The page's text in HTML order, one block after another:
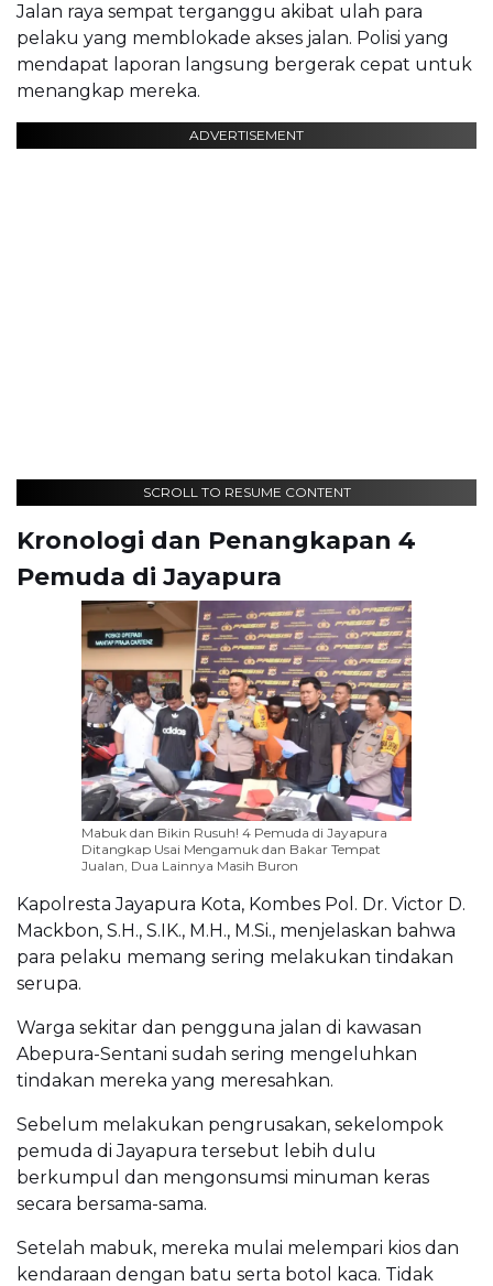
Jalan raya sempat terganggu akibat ulah para
pelaku yang memblokade akses jalan. Polisi yang
mendapat laporan langsung bergerak cepat untuk
menangkap mereka.
ADVERTISEMENT
SCROLL TO RESUME CONTENT
Kronologi dan Penangkapan 4
Pemuda di Jayapura
Mabuk dan Bikin Rusuh! 4 Pemuda di Jayapura
Ditangkap Usai Mengamuk dan Bakar Tempat
Jualan, Dua Lainnya Masih Buron
Kapolresta Jayapura Kota, Kombes Pol. Dr. Victor D.
Mackbon, S.H., S.IK., M.H., M.Si., menjelaskan bahwa
para pelaku memang sering melakukan tindakan
serupa.
Warga sekitar dan pengguna jalan di kawasan
Abepura-Sentani sudah sering mengeluhkan
tindakan mereka yang meresahkan.
Sebelum melakukan pengrusakan, sekelompok
pemuda di Jayapura tersebut lebih dulu
berkumpul dan mengonsumsi minuman keras
secara bersama-sama.
Setelah mabuk, mereka mulai melempari kios dan
kendaraan dengan batu serta botol kaca. Tidak